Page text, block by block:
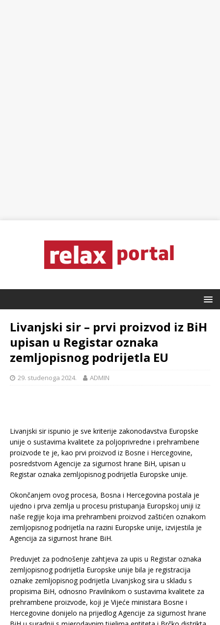
Livanjski sir – prvi proizvod iz BiH
upisan u Registar oznaka
zemljopisnog podrijetla EU
29. studenoga 2024. ADMIN
Livanjski sir ispunio je sve kriterije zakonodavstva Europske
unije o sustavima kvalitete za poljoprivredne i prehrambene
proizvode te je, kao prvi proizvod iz Bosne i Hercegovine,
posredstvom Agencije za sigurnost hrane BiH, upisan u
Registar oznaka zemljopisnog podrijetla Europske unije.
Okončanjem ovog procesa, Bosna i Hercegovina postala je
ujedno i prva zemlja u procesu pristupanja Europskoj uniji iz
naše regije koja ima prehrambeni proizvod zaštićen oznakom
zemljopisnog podrijetla na razini Europske unije, izvijestila je
Agencija za sigurnost hrane BiH.
Preduvjet za podnošenje zahtjeva za upis u Registar oznaka
zemljopisnog podrijetla Europske unije bila je registracija
oznake zemljopisnog podrijetla Livanjskog sira u skladu s
propisima BiH, odnosno Pravilnikom o sustavima kvalitete za
prehrambene proizvode, koji je Vijeće ministara Bosne i
Hercegovine donijelo na prijedlog Agencije za sigurnost hrane